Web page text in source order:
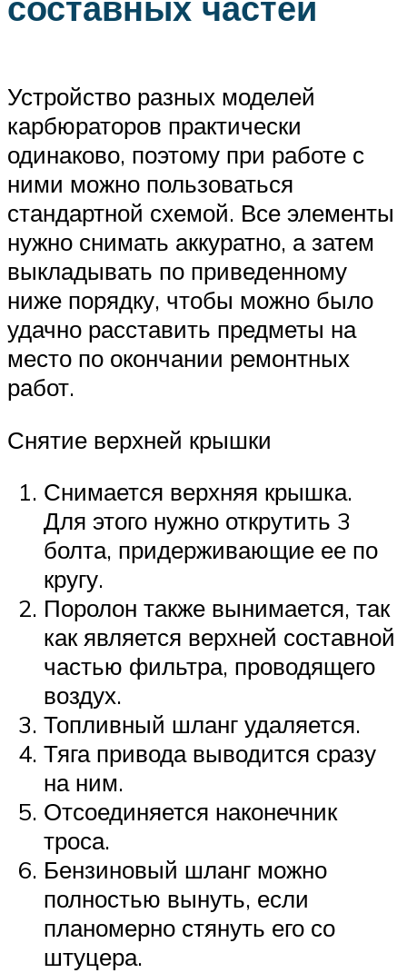
Устройство разных моделей
карбюраторов практически
одинаково, поэтому при работе с
ними можно пользоваться
стандартной схемой. Все элементы
нужно снимать аккуратно, а затем
выкладывать по приведенному
ниже порядку, чтобы можно было
удачно расставить предметы на
место по окончании ремонтных
работ.
Снятие верхней крышки
Снимается верхняя крышка.
Для этого нужно открутить 3
болта, придерживающие ее по
кругу.
Поролон также вынимается, так
как является верхней составной
частью фильтра, проводящего
воздух.
Топливный шланг удаляется.
Тяга привода выводится сразу
на ним.
Отсоединяется наконечник
троса.
Бензиновый шланг можно
полностью вынуть, если
планомерно стянуть его со
штуцера.